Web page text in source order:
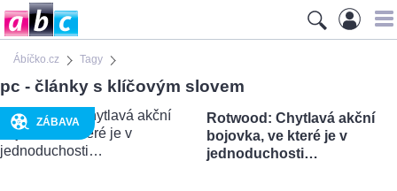
Ábíčko.cz Tagy
pc - články s klíčovým slovem
ZÁBAVA
Rotwood: Chytlavá akční
bojovka, ve které je v
jednoduchosti…